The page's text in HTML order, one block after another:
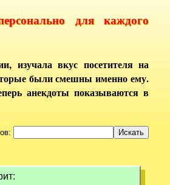
для каждого
изучала вкус посетителя на
были смешны именно ему.
анекдоты показываются в